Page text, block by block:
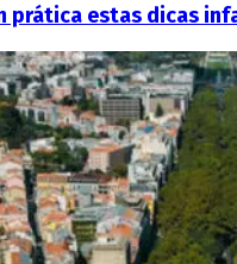
prática estas dicas